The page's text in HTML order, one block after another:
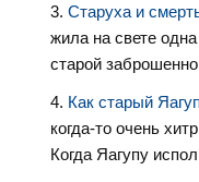
Старуха и
жила на свете
старой
Как старый
когда-то очень
Когда Яагупу